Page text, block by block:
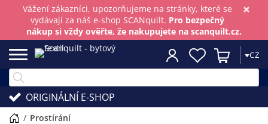
×
Vážení zákazníci, upozorňujeme na stránky, které se
vydávají za náš e-shop SCANquilt. Pro bezpečný
nákup si vždy ověřte, že nakupujete na scanquilt.cz.
CZ
ORIGINÁLNÍ E-SHOP
/ prostírání